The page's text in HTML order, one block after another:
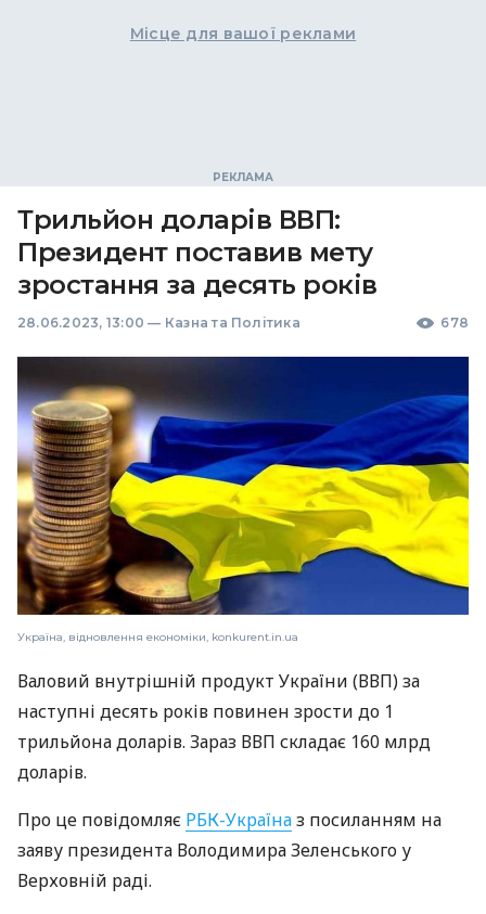
Місце для вашої реклами
Трильйон доларів ВВП:
Президент поставив мету
зростання за десять років
28.06.2023, 13:00 — Казна та Політика 678
Україна, відновлення економіки, konkurent.in.ua
Валовий внутрішній продукт України (ВВП) за
наступні десять років повинен зрости до 1
трильйона доларів. Зараз ВВП складає 160 млрд
доларів.
Про це повідомляє РБК-Україназ посиланням на
заяву президента Володимира Зеленського у
Верховній раді.